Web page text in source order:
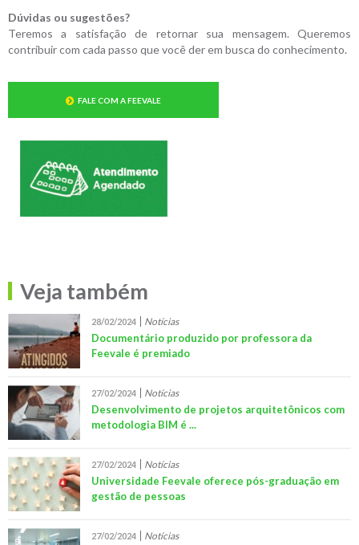
Dúvidas ou sugestões?
Teremos a satisfação de retornar sua mensagem. Queremos
contribuir com cada passo que você der em busca do conhecimento.
FALE COM A FEEVALE
Veja também
28/02/2024 Notícias
Documentário produzido por professora da
Feevale é premiado
27/02/2024 Notícias
Desenvolvimento de projetos arquitetônicos com
metodologia BIM é ...
27/02/2024 Notícias
Universidade Feevale oferece pós-graduação em
gestão de pessoas
27/02/2024 Notícias